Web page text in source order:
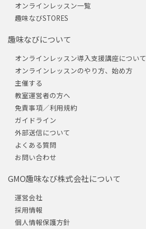
オンラインレッスン一覧
趣味なびSTORES
趣味なびについて
オンラインレッスン導入支援講座について
オンラインレッスンのやり方、始め方
主催する
教室運営者の方へ
免責事項／利用規約
ガイドライン
外部送信について
よくある質問
お問い合わせ
GMO趣味なび株式会社について
運営会社
採用情報
個人情報保護方針